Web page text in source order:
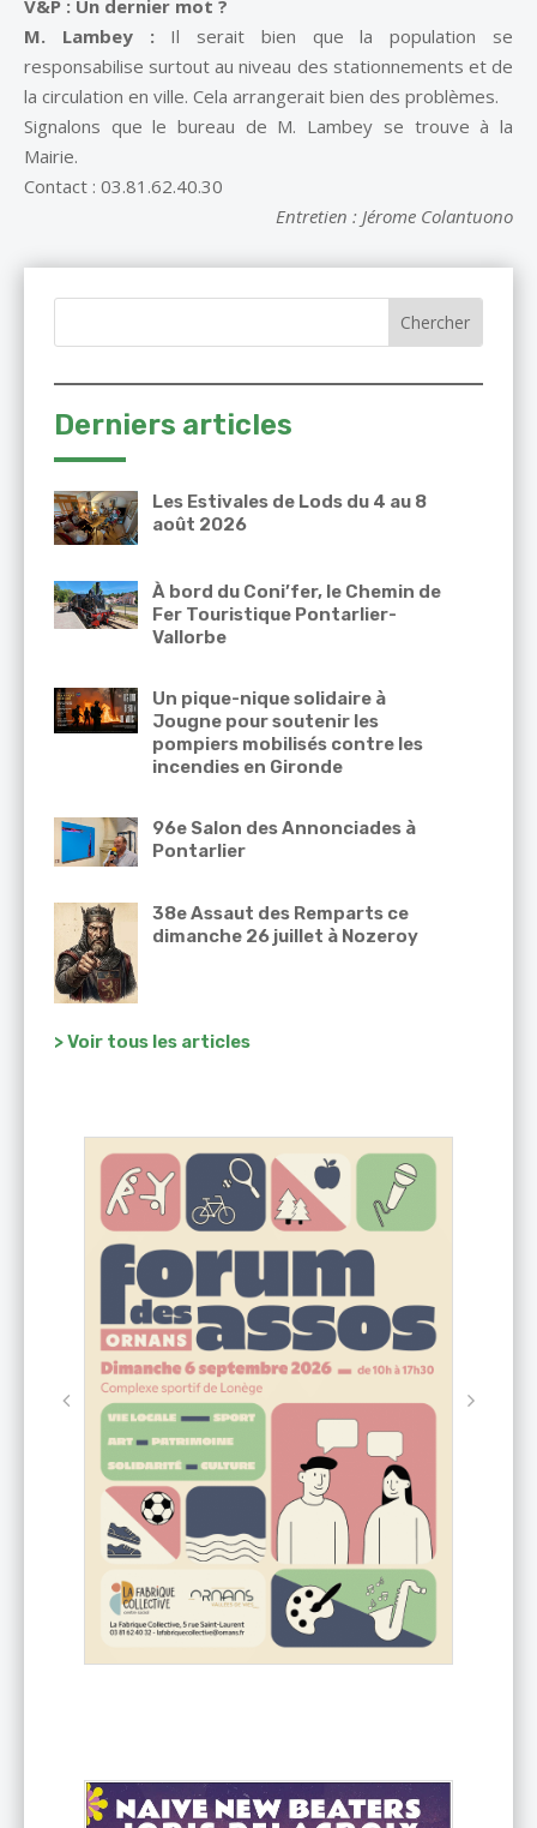
V&P : Un dernier mot ?
M. Lambey :Il serait bien que la population se
responsabilise surtout au niveau des stationnements et de
la circulation en ville. Cela arrangerait bien des problèmes.
Signalons que le bureau de M. Lambey se trouve à la
Mairie.
Contact : 03.81.62.40.30
Entretien : Jérome Colantuono
Derniers articles
Les Estivales de Lods du 4 au 8
août 2026
À bord du Coni’fer, le Chemin de
Fer Touristique Pontarlier-
Vallorbe
Un pique-nique solidaire à
Jougne pour soutenir les
pompiers mobilisés contre les
incendies en Gironde
96e Salon des Annonciades à
Pontarlier
38e Assaut des Remparts ce
dimanche 26 juillet à Nozeroy
> Voir tous les articles